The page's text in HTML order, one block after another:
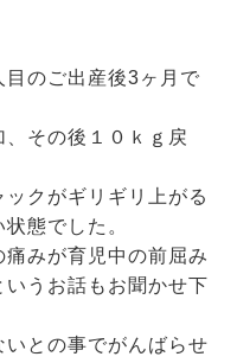
目のご出産後3ヶ月で
その後１０ｋｇ戻
クがギリギリ上がる
態でした。
みが育児中の前屈み
うお話もお聞かせ下
との事でがんばらせ